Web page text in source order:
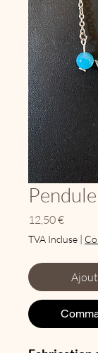
12,50 €Prix
TVA Incluse |